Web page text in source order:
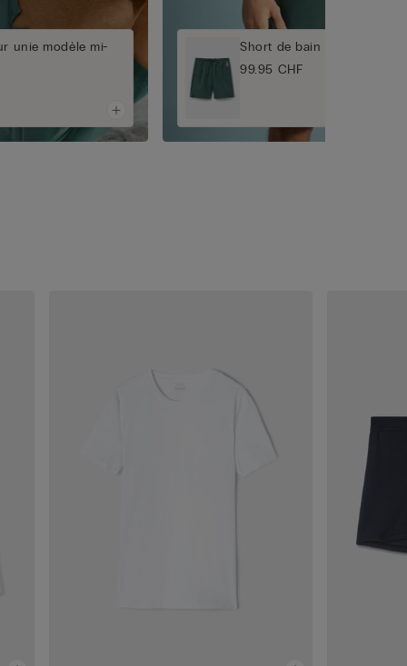
unie modèle mi-
Short de bain couleur unie
99.95 CHF